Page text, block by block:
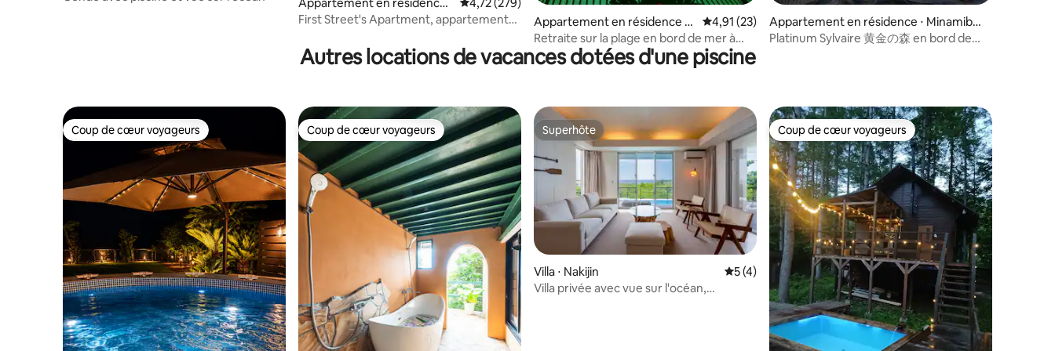
Yomitan
First Street's Apartment, appartement
Appartement en résidence ⋅
Minamiboso
Évaluation moyenne sur la base de 23 commentaires : 4,91 sur 5
4,91 (23)
Retraite sur la plage en bord de mer à
Vermillion Waves
Appartement en résidence ⋅ Minamibos
o
Platinum Sylvaire 黄金の森 en bord de
Autres locations de vacances dotées d'une piscine
Coup de cœur voyageurs
Coup de cœur voyageurs Coup de cœur voyageurs
Coup de cœur voyageurs Superhôte
Superhôte
Villa ⋅ Nakijin Évaluation moyenne sur la base de 4 commentaires : 5 sur 5
5 (4)
Villa privée avec vue sur l'océan,
Coup de cœur voyageurs
Coup de cœur voyageurs